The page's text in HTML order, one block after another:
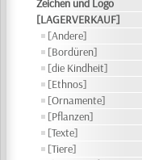
Zeichen und Logo
[LAGERVERKAUF]
[Andere]
[Bordüren]
[die Kindheit]
[Ethnos]
[Ornamente]
[Pflanzen]
[Texte]
[Tiere]